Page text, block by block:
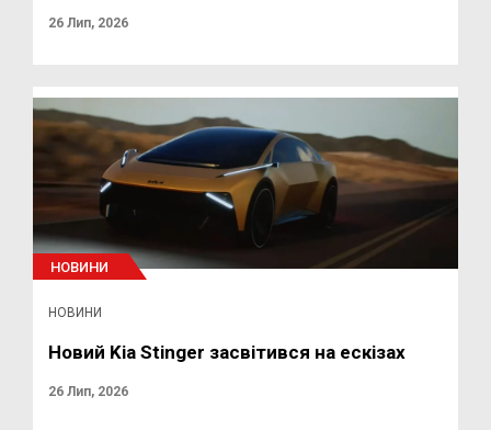
26 Лип, 2026
НОВИНИ
НОВИНИ
Новий Kia Stinger засвітився на ескізах
26 Лип, 2026